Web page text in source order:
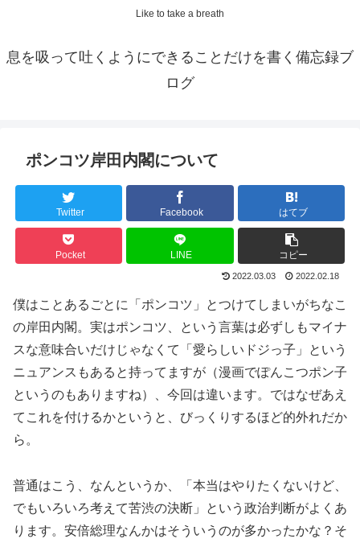
Like to take a breath
息を吸って吐くようにできることだけを書く備忘録ブ
ログ
ポンコツ岸田内閣について
Twitter Facebook はてブ
Pocket LINE コピー
2022.03.03 2022.02.18
僕はことあるごとに「ポンコツ」とつけてしまいがちなこ
の岸田内閣。実はポンコツ、という言葉は必ずしもマイナ
スな意味合いだけじゃなくて「愛らしいドジっ子」という
ニュアンスもあると持ってますが（漫画でぽんこつポン子
というのもありますね）、今回は違います。ではなぜあえ
てこれを付けるかというと、びっくりするほど的外れだか
ら。
普通はこう、なんというか、「本当はやりたくないけど、
でもいろいろ考えて苦渋の決断」という政治判断がよくあ
ります。安倍総理なんかはそういうのが多かったかな？そ